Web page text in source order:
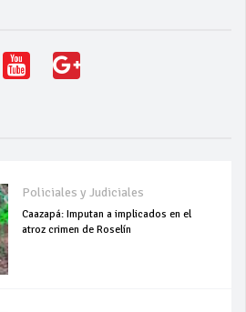
Policiales y Judiciales
Caazapá: Imputan a implicados en el
atroz crimen de Roselín